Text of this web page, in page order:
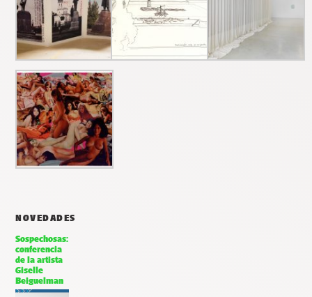
NOVEDADES
Sospechosas:
conferencia
de la artista
Giselle
Beiguelman